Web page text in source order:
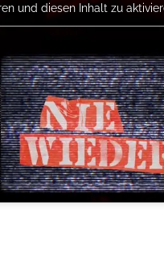
und diesen Inhalt zu